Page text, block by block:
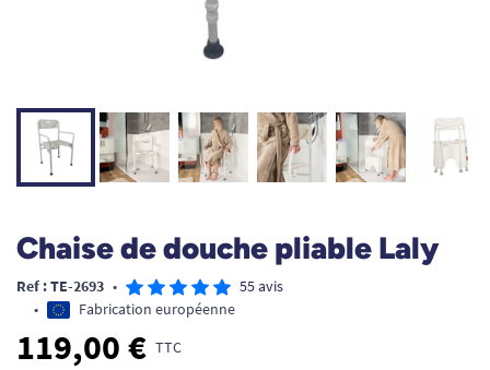
Chaise de douche pliable Laly
Ref : TE-2693 •
55 avis
•
Fabrication européenne
119,00 € TTC